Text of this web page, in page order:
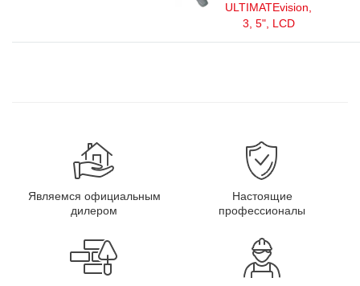
ULTIMATEvision,
3, 5", LCD
Являемся официальным
дилером
Настоящие
профессионалы